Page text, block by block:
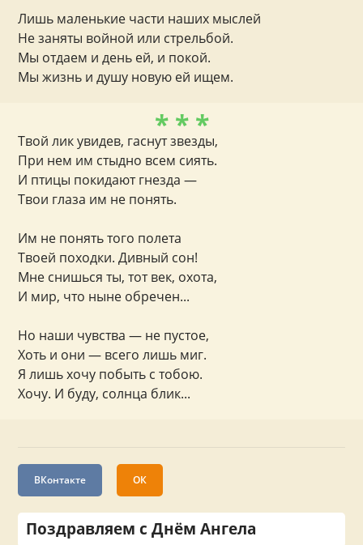
Лишь маленькие части наших мыслей
Не заняты войной или стрельбой.
Мы отдаем и день ей, и покой.
Мы жизнь и душу новую ей ищем.
* * *
Твой лик увидев, гаснут звезды,
При нем им стыдно всем сиять.
И птицы покидают гнезда —
Твои глаза им не понять.
Им не понять того полета
Твоей походки. Дивный сон!
Мне снишься ты, тот век, охота,
И мир, что ныне обречен...
Но наши чувства — не пустое,
Хоть и они — всего лишь миг.
Я лишь хочу побыть с тобою.
Хочу. И буду, солнца блик...
ВКонтакте ОК
Поздравляем с Днём Ангела